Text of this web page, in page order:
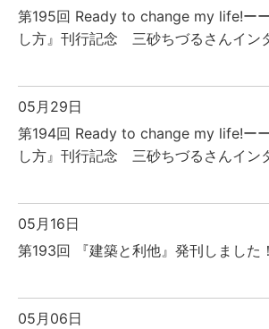
第195回 Ready to change my life!ー
し方』刊行記念 三砂ちづるさんイン
05月29日
第194回 Ready to change my life!ー
し方』刊行記念 三砂ちづるさんイン
05月16日
第193回 『建築と利他』発刊しました！
05月06日